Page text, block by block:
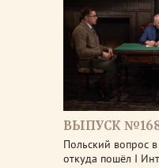
ВЫПУСК
Польский вопрос
откуда пошёл I